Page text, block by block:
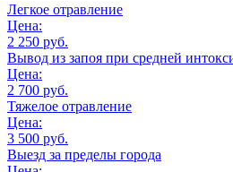
Легкое отравление
Цена:
2 250 руб.
Вывод из запоя при средней
Цена:
2 700 руб.
Тяжелое отравление
Цена:
3 500 руб.
Выезд за пределы города